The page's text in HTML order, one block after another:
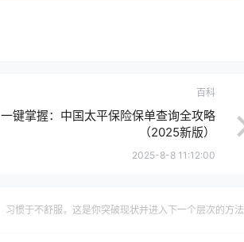
百科
一键掌握：中国太平保险保单查询全攻略
（2025新版）
2025-8-8 11:12:00
习惯于不舒服，这是你突破现状并进入下一个层次的方法